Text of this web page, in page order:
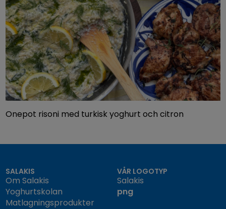
Onepot risoni med turkisk yoghurt och citron
SALAKIS
Om Salakis
Yoghurtskolan
Matlagningsprodukter
VÅR LOGOTYP
Salakis
png